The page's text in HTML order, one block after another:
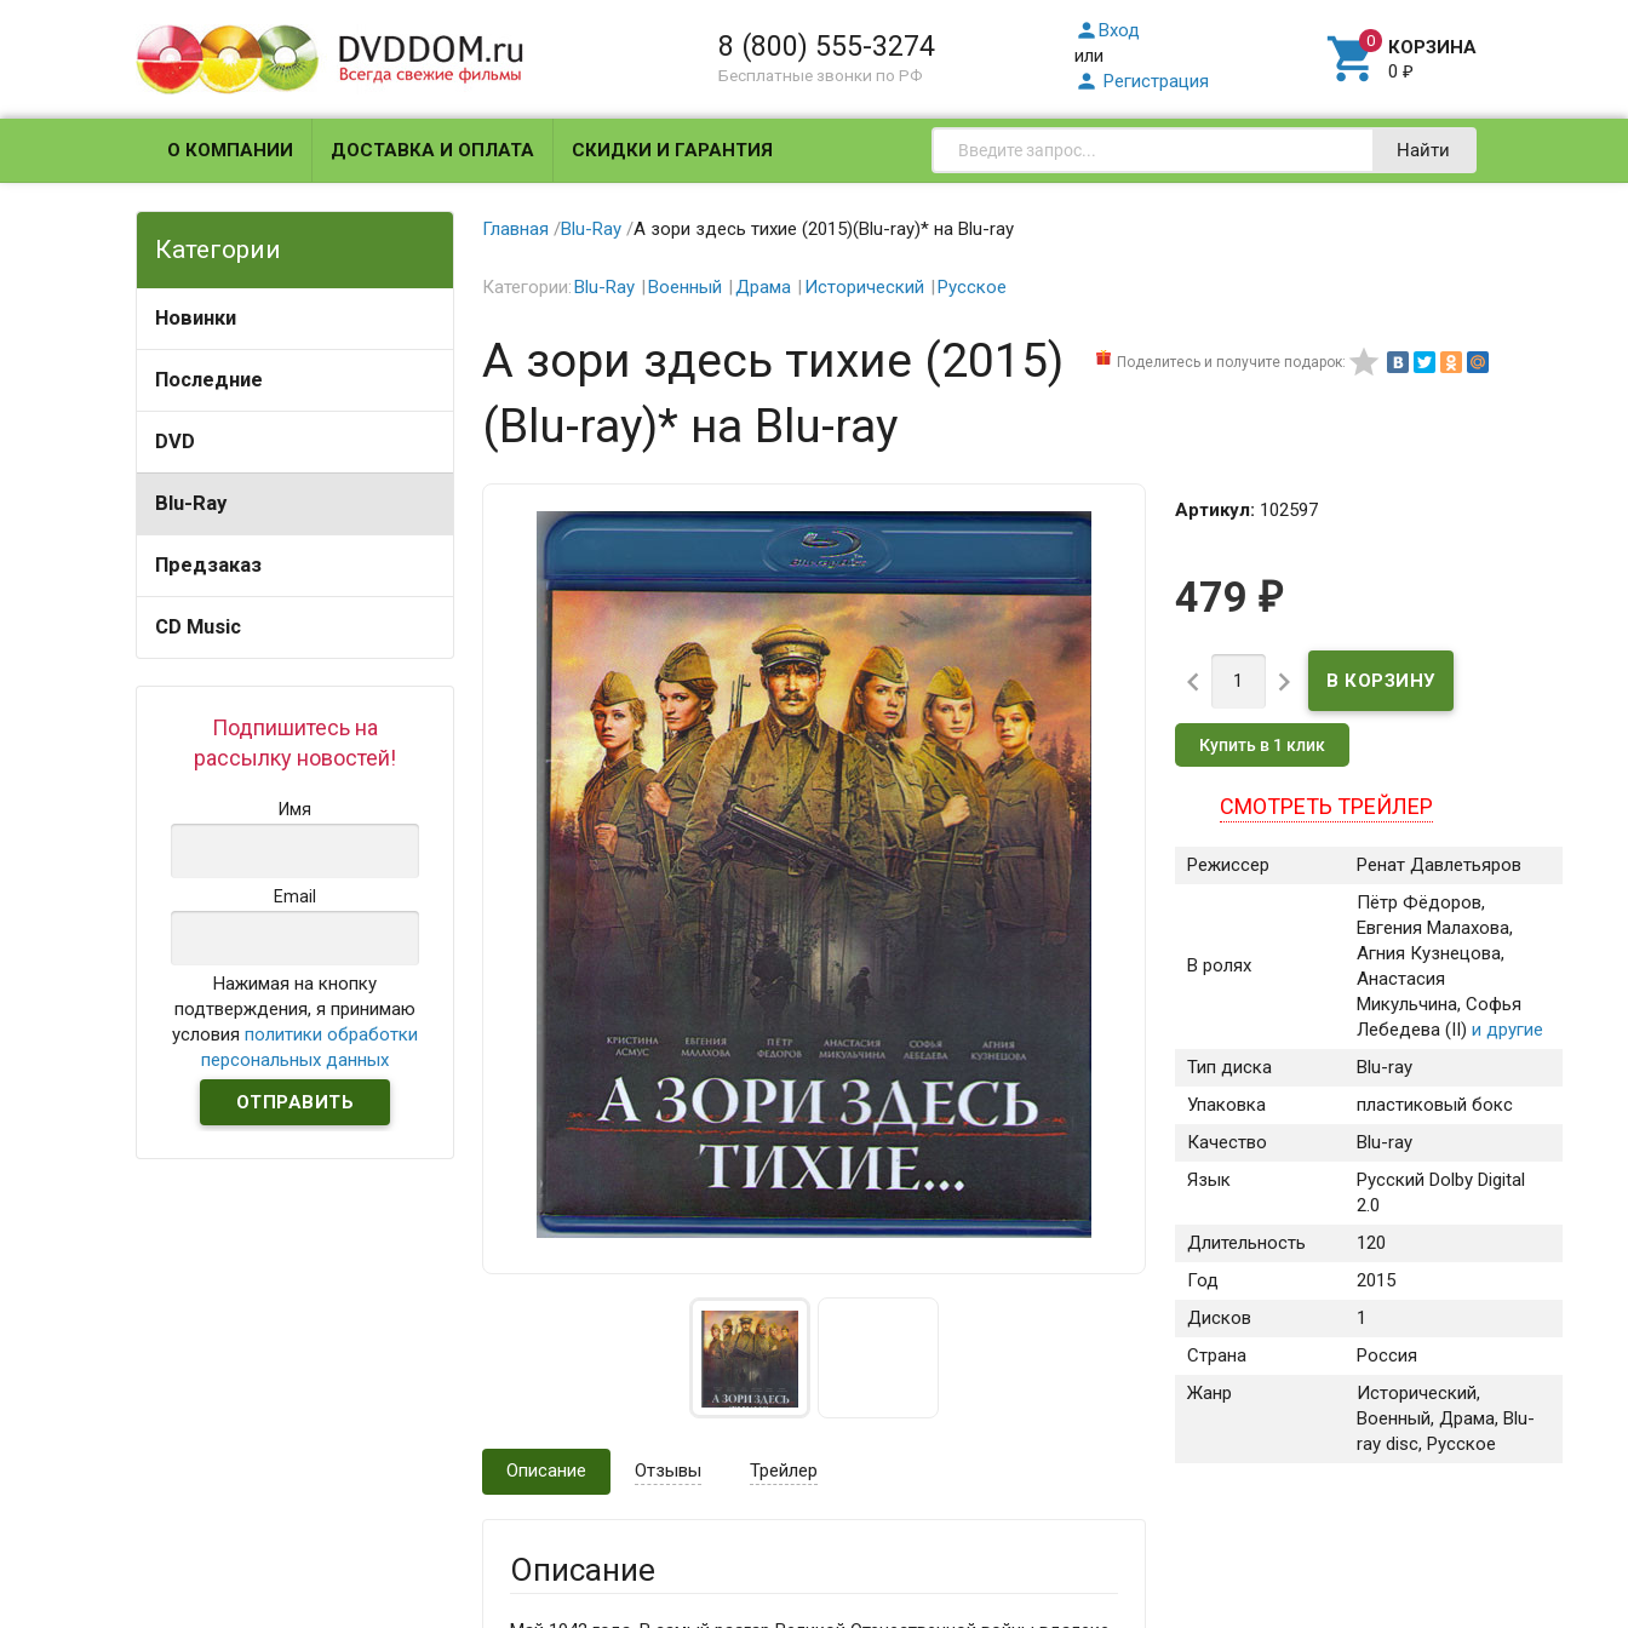
8 (800) 555-3274
Бесплатные звонки по РФ
Вход
или
 Регистрация  КОРЗИНА
0₽
О КОМПАНИИ ДОСТАВКА И ОПЛАТА СКИДКИ И ГАРАНТИЯ Найти
Категории
Новинки
Последние
DVD
Blu-Ray
Предзаказ
CD Music
Подпишитесь на
рассылку новостей!
Имя
Email
Нажимая на кнопку
подтверждения, я принимаю
условияполитики обработки
персональных данных
Главная /Blu-Ray /А зори здесь тихие (2015)(Blu-ray)* на Blu-ray
Категории:Blu-Ray Военный Драма Исторический Русское
Поделитесь и получите подарок: 
А зори здесь тихие (2015)
(Blu-ray)* на Blu-ray
Артикул: 102597
479 ₽
 
Купить в 1 клик
СМОТРЕТЬ ТРЕЙЛЕР
Режиссер Ренат Давлетьяров
В ролях
Пётр Фёдоров,
Евгения Малахова,
Агния Кузнецова,
Анастасия
Микульчина, Софья
Лебедева (II) и другие
Тип диска
Blu-ray
Упаковка
пластиковый бокс
Качество
Blu-ray
Язык
Русский Dolby Digital
2.0
Длительность
120
Год
2015
Дисков
1
Страна
Россия
Жанр
Исторический,
Военный, Драма, Blu-
ray disc, Русское
Описание
Отзывы Трейлер
Описание